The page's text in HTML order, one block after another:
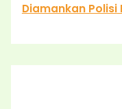
Diamankan Polisi